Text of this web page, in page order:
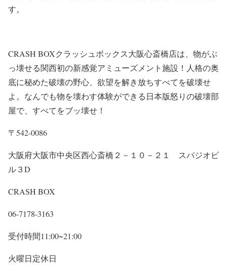
す。
CRASH BOXクラッシュボックス大阪心斎橋店は、物がぶ
っ壊せる関西初の新感覚アミューズメント施設！人格の奥
底に秘めた破壊の野心、欲望を解き放ちすべてを破壊せ
よ。なんでも物を壊わす体験ができる日本版怒りの破壊部
屋で、すべてをブッ壊せ！
〒542-0086
大阪府大阪市中央区西心斎橋２－１０－２１ スパジオビ
ル３D
CRASH BOX
06-7178-3163
受付時間11:00~21:00
火曜日定休日